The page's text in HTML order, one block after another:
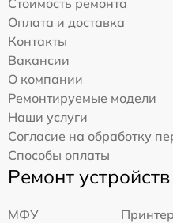
Оплата и доставка
Контакты
Вакансии
О компании
Ремонтируемые модели
Наши услуги
Согласие на обработку
Способы оплаты
Ремонт устройств
МФУ